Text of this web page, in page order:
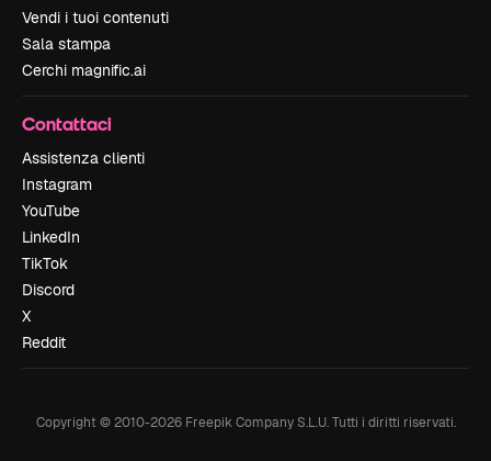
Vendi i tuoi contenuti
Sala stampa
Cerchi magnific.ai
Contattaci
Assistenza clienti
Instagram
YouTube
LinkedIn
TikTok
Discord
X
Reddit
Copyright © 2010-2026Freepik Company S.L.U. Tutti i diritti riservati.